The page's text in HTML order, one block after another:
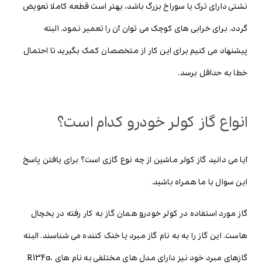
نشتی دارای ترک یا سوراخ بزرگ باشد، بهتر است قطعه کاملا تعویض
گردد. برای خرابی های کوچک می توان آن را تعمیر نمود. البته
پیشنهاد می کنیم برای این کار از متخصصان کمک بگیرید تا احتمال
خطا به حداقل برسد.
انواع گاز کولر خودرو کدام است؟
آیا می دانید گاز کولر ماشین از چه نوع گازی است؟ برای یافتن پاسخ
این سوال با ما همراه باشید.
گاز مورد استفاده در کولر خودرو همان گاز به کار رفته در یخچال
هاست. این گاز را به به نام گاز مبرد یا خنک کننده می شناسند. البته
گازهای مبرد خود نیز دارای مدل های مختلفی به نام های R134a،